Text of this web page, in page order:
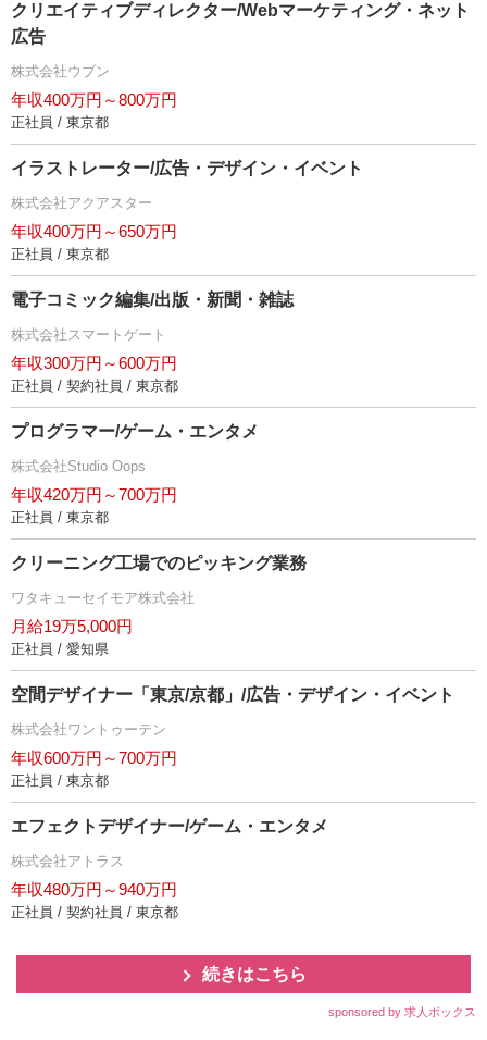
クリエイティブディレクター/Webマーケティング・ネット
広告
株式会社ウブン
年収400万円～800万円
正社員 / 東京都
イラストレーター/広告・デザイン・イベント
株式会社アクアスター
年収400万円～650万円
正社員 / 東京都
電子コミック編集/出版・新聞・雑誌
株式会社スマートゲート
年収300万円～600万円
正社員 / 契約社員 / 東京都
プログラマー/ゲーム・エンタメ
株式会社Studio Oops
年収420万円～700万円
正社員 / 東京都
クリーニング工場でのピッキング業務
ワタキューセイモア株式会社
月給19万5,000円
正社員 / 愛知県
空間デザイナー「東京/京都」/広告・デザイン・イベント
株式会社ワントゥーテン
年収600万円～700万円
正社員 / 東京都
エフェクトデザイナー/ゲーム・エンタメ
株式会社アトラス
年収480万円～940万円
正社員 / 契約社員 / 東京都
続きはこちら
sponsored by 求人ボックス